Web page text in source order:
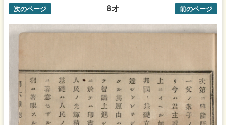
8オ
次のページ 前のページ